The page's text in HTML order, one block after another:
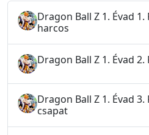
Dragon Ball Z 1. Évad 1.
harcos
Dragon Ball Z 1. Évad
Dragon Ball Z 1. Évad
csapat